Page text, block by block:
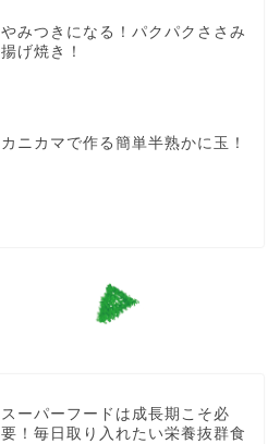
やみつきになる！パクパクささみ
揚げ焼き！
カニカマで作る簡単半熟かに玉！
スーパーフードは成長期こそ必
要！毎日取り入れたい栄養抜群食